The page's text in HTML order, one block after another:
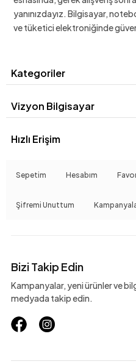
yanınızdayız. Bilgisayar,
ve tüketici elektroniğinde
Kategoriler
Vizyon Bilgisayar
Hızlı Erişim
Sepetim Hesabım
Şifremi Unuttum
Bizi Takip Edin
Kampanyalar, yeni ürünler ve
medyada takip edin.